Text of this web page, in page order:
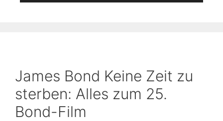
James Bond Keine Zeit zu
sterben: Alles zum 25.
Bond-Film